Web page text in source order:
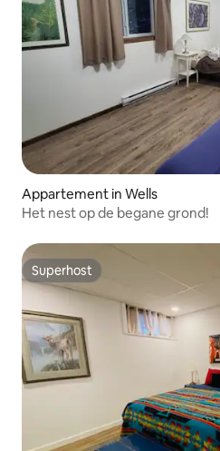
Appartement in Wells
Het nest op de begane grond!
Superhost
Superhost